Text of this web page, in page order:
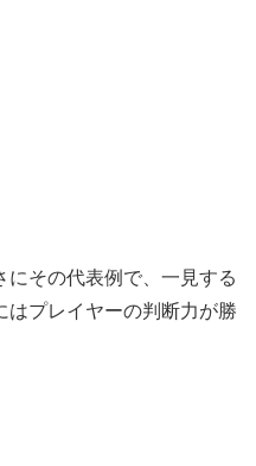
にその代表例で、一見する
はプレイヤーの判断力が勝